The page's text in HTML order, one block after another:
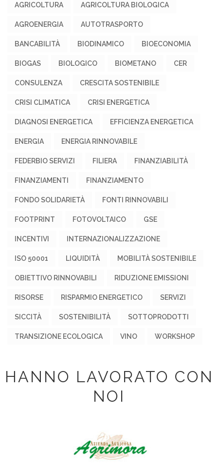
AGRICOLTURA AGRICOLTURA BIOLOGICA
AGROENERGIA AUTOTRASPORTO
BANCABILITÀ BIODINAMICO BIOECONOMIA
BIOGAS BIOLOGICO BIOMETANO CER
CONSULENZA CRESCITA SOSTENIBILE
CRISI CLIMATICA CRISI ENERGETICA
DIAGNOSI ENERGETICA EFFICIENZA ENERGETICA
ENERGIA ENERGIA RINNOVABILE
FEDERBIO SERVIZI FILIERA FINANZIABILITÀ
FINANZIAMENTI FINANZIAMENTO
FONDO SOLIDARIETÀ FONTI RINNOVABILI
FOOTPRINT FOTOVOLTAICO GSE
INCENTIVI INTERNAZIONALIZZAZIONE
ISO 50001 LIQUIDITÀ MOBILITÀ SOSTENIBILE
OBIETTIVO RINNOVABILI RIDUZIONE EMISSIONI
RISORSE RISPARMIO ENERGETICO SERVIZI
SICCITÀ SOSTENIBILITÀ SOTTOPRODOTTI
TRANSIZIONE ECOLOGICA VINO WORKSHOP
HANNO LAVORATO CON
NOI